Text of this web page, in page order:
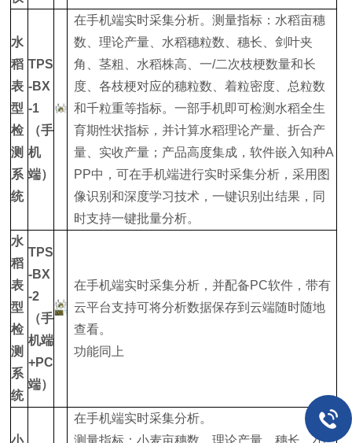
水
稻
表
型
检
测
系
统
TPS
-BX
-1
（手
机
端）
在手机端实时采集分析。测量指标：水稻亩穗
数、理论产量、水稻穗粒数、穗长、剑叶夹
角、茎粗、水稻株高、一/二次枝梗数量和长
度、各枝梗对应的穗粒数、着粒密度、总粒数
和千粒重等指标。一部手机即可检测水稻全生
育期性状指标，并计算水稻理论产量、折合产
量、实收产量；产品高度集成，软件嵌入知种A
PP中，可在手机端进行实时采集分析，采用图
像识别和深度学习技术，一键识别出结果，同
时支持一键批量分析。
水
稻
表
型
检
测
系
统
TPS
-BX
-2
（手
机端
+PC
端）
在手机端实时采集分析，并配备PC软件，带有
云平台支持可将分析数据保存到云端随时随地
查看。
功能同上
小
在手机端实时采集分析。
测量指标：小麦亩穗数、理论产量、穗长、小